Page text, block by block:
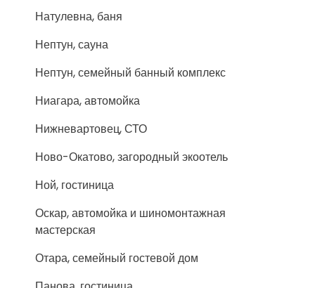
Натулевна, баня
Нептун, сауна
Нептун, семейный банный комплекс
Ниагара, автомойка
Нижневартовец, СТО
Ново-Окатово, загородный экоотель
Ной, гостиница
Оскар, автомойка и шиномонтажная
мастерская
Отара, семейный гостевой дом